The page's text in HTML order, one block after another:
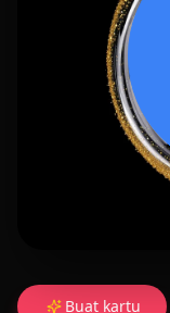
Buat kartu